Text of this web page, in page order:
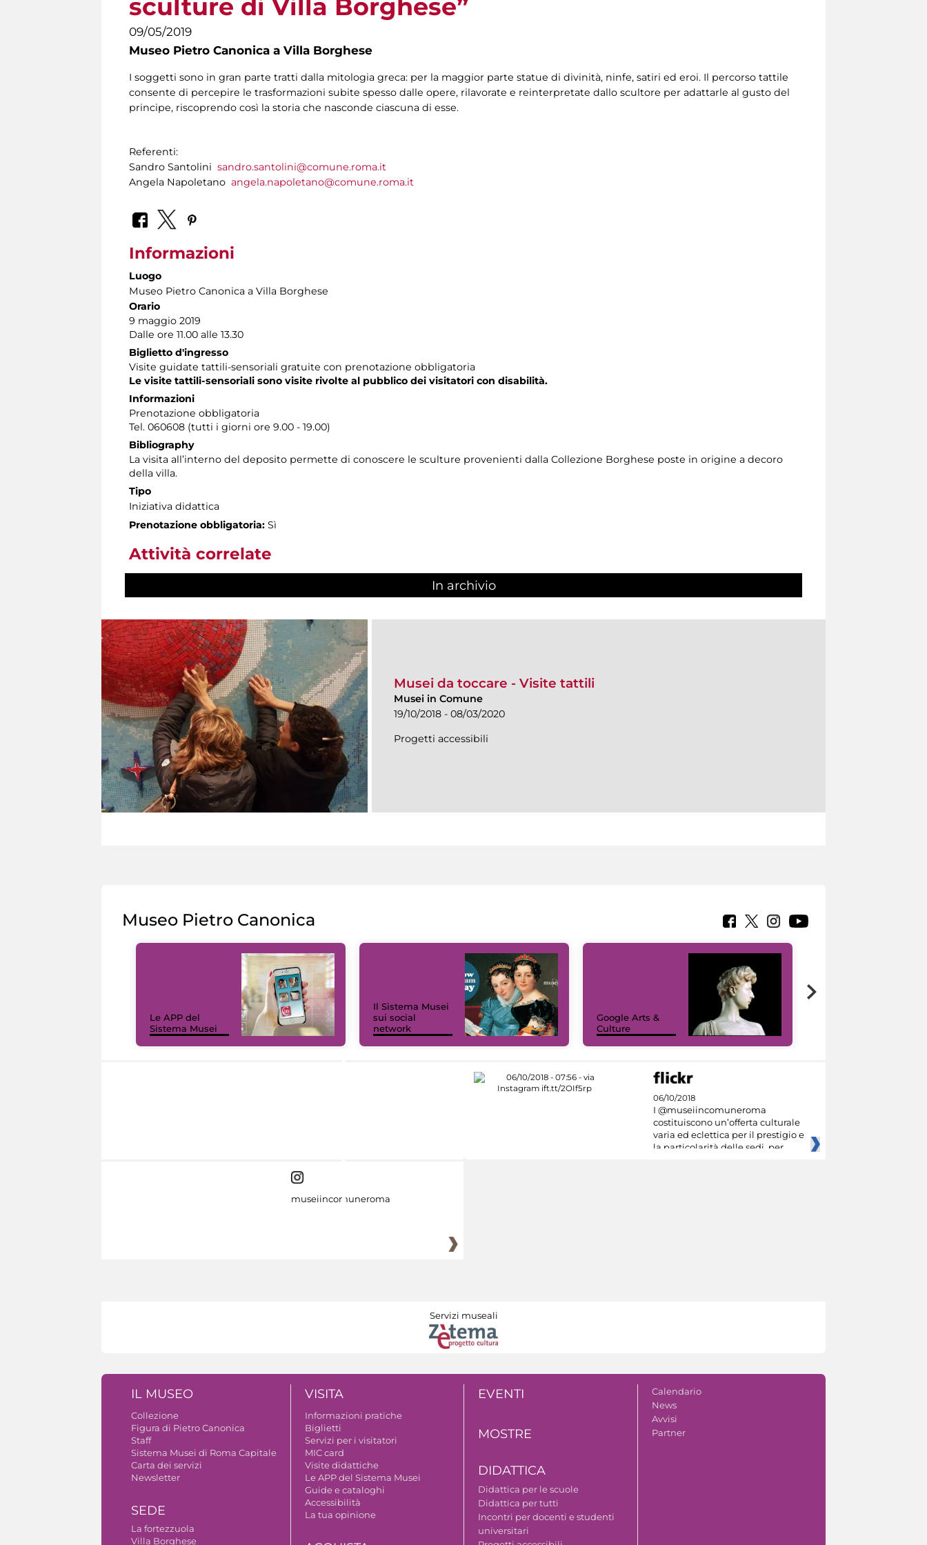
sculture di Villa Borghese”
09/05/2019
Museo Pietro Canonica a Villa Borghese
I soggetti sono in gran parte tratti dalla mitologia greca: per la maggior parte statue di divinità, ninfe, satiri ed eroi. Il percorso tattile
consente di percepire le trasformazioni subite spesso dalle opere, rilavorate e reinterpretate dallo scultore per adattarle al gusto del
principe, riscoprendo così la storia che nasconde ciascuna di esse.
Referenti:
Sandro Santolini sandro.santolini@comune.roma.it
Angela Napoletano angela.napoletano@comune.roma.it
Informazioni
Luogo
Museo Pietro Canonica a Villa Borghese
Orario
9 maggio 2019
Dalle ore 11.00 alle 13.30
Biglietto d'ingresso
Visite guidate tattili-sensoriali gratuite con prenotazione obbligatoria
Le visite tattili-sensoriali sono visite rivolte al pubblico dei visitatori con disabilità.
Informazioni
Prenotazione obbligatoria
Tel. 060608 (tutti i giorni ore 9.00 - 19.00)
Bibliography
La visita all’interno del deposito permette di conoscere le sculture provenienti dalla Collezione Borghese poste in origine a decoro
della villa.
Tipo
Iniziativa didattica
Prenotazione obbligatoria: Sì
Attività correlate
In archivio
Musei da toccare - Visite tattili
Musei in Comune
19/10/2018 - 08/03/2020
Progetti accessibili
Museo Pietro Canonica
Le APP del
Sistema Musei
Il Sistema Musei
sui social
network
Google Arts &
Culture
06/10/2018
I @museiincomuneroma
costituiscono un’offerta culturale
varia ed eclettica per il prestigio e
la particolarità delle sedi, per
museiincomuneroma
Servizi museali
IL MUSEO
Collezione
Figura di Pietro Canonica
Staff
Sistema Musei di Roma Capitale
Carta dei servizi
Newsletter
SEDE
La fortezzuola
Villa Borghese
VISITA
Informazioni pratiche
Biglietti
Servizi per i visitatori
MIC card
Visite didattiche
Le APP del Sistema Musei
Guide e cataloghi
Accessibilità
La tua opinione
EVENTI
MOSTRE
DIDATTICA
Didattica per le scuole
Didattica per tutti
Incontri per docenti e studenti
universitari
Calendario
News
Avvisi
Partner